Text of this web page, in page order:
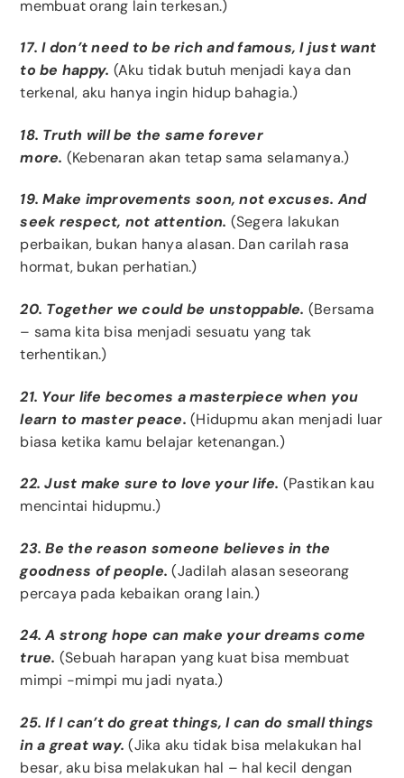
membuat orang lain terkesan.)
17. I don’t need to be rich and famous, I just want
to be happy. (Aku tidak butuh menjadi kaya dan
terkenal, aku hanya ingin hidup bahagia.)
18. Truth will be the same forever
more. (Kebenaran akan tetap sama selamanya.)
19. Make improvements soon, not excuses. And
seek respect, not attention. (Segera lakukan
perbaikan, bukan hanya alasan. Dan carilah rasa
hormat, bukan perhatian.)
20. Together we could be unstoppable. (Bersama
– sama kita bisa menjadi sesuatu yang tak
terhentikan.)
21. Your life becomes a masterpiece when you
learn to master peace.(Hidupmu akan menjadi luar
biasa ketika kamu belajar ketenangan.)
22. Just make sure to love your life. (Pastikan kau
mencintai hidupmu.)
23. Be the reason someone believes in the
goodness of people.(Jadilah alasan seseorang
percaya pada kebaikan orang lain.)
24. A strong hope can make your dreams come
true. (Sebuah harapan yang kuat bisa membuat
mimpi -mimpi mu jadi nyata.)
25. If I can’t do great things, I can do small things
in a great way.(Jika aku tidak bisa melakukan hal
besar, aku bisa melakukan hal – hal kecil dengan